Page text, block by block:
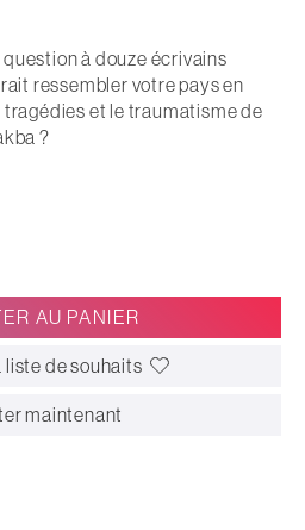
question à douze écrivains
ressembler votre pays en
et le traumatisme de
?
AU PANIER
liste de souhaits
maintenant